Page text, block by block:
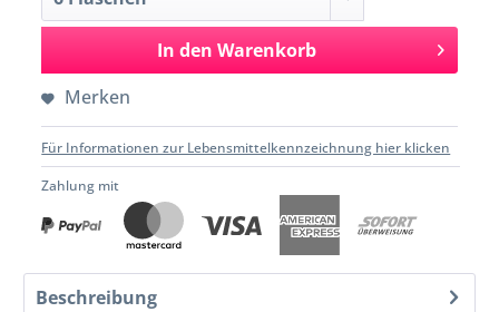
In den Warenkorb
Merken
Für Informationen zur Lebensmittelkennzeichnung hier klicken
Zahlung mit
Beschreibung